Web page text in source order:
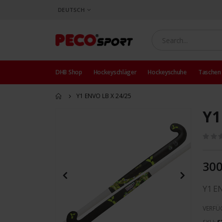
SPRACHE
DEUTSCH
DHB Shop Hockeyschläger Hockeyschuhe Taschen
Y1 ENVO LB X 24/25
Y1